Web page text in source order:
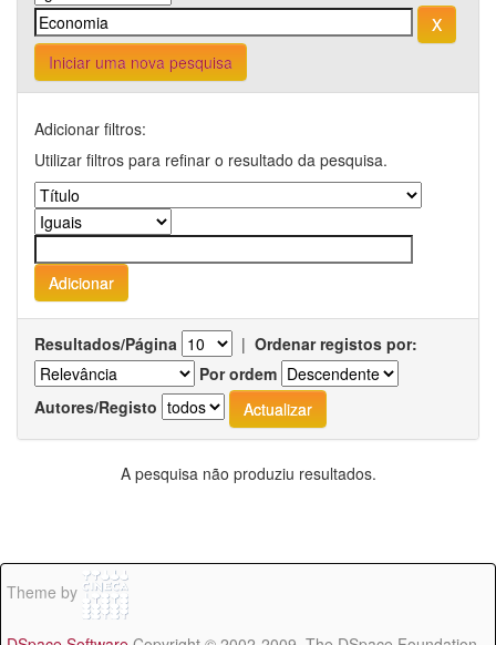
Iniciar uma nova pesquisa
Adicionar filtros:
Utilizar filtros para refinar o resultado da pesquisa.
Resultados/Página | Ordenar registos por:
Por ordem
Autores/Registo
A pesquisa não produziu resultados.
Theme by